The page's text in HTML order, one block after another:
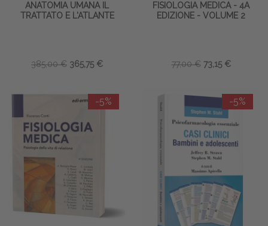
ANATOMIA UMANA IL
TRATTATO E L'ATLANTE
385,00 € 365,75 €
FISIOLOGIA MEDICA - 4A
EDIZIONE - VOLUME 2
77,00 € 73,15 €
-5% -5%